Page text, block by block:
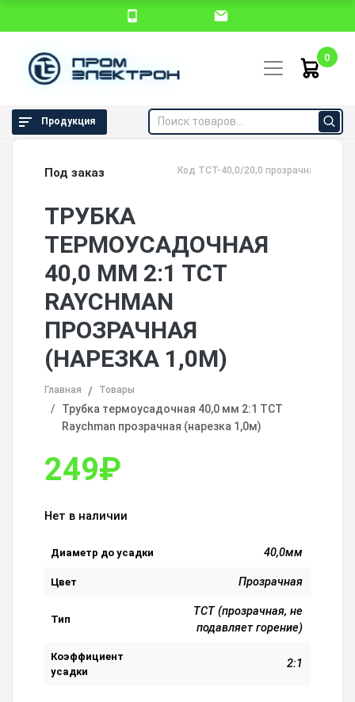
0
Продукция
Под заказ Код TCT-40,0/20,0 прозрачная
ТРУБКА
ТЕРМОУСАДОЧНАЯ
40,0 ММ 2:1 ТСТ
RAYCHMAN
ПРОЗРАЧНАЯ
(НАРЕЗКА 1,0М)
Главная Товары
Трубка термоусадочная 40,0 мм 2:1 ТСТ
Raychman прозрачная (нарезка 1,0м)
249₽
Нет в наличии
Диаметр до усадки 40,0мм
Цвет Прозрачная
Тип
ТСТ (прозрачная, не
подавляет горение)
Коэффициент
усадки
2:1